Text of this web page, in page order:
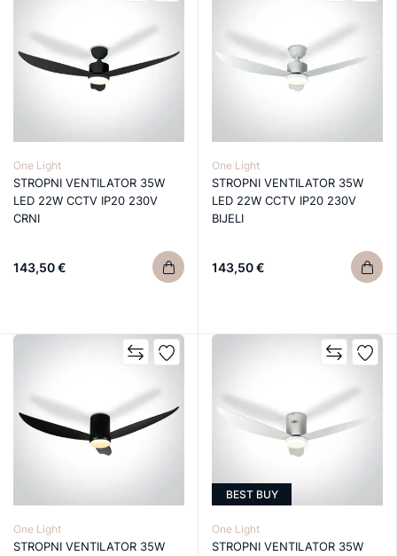
One Light
STROPNI VENTILATOR 35W
LED 22W CCTV IP20 230V
CRNI
143,50 €
One Light
STROPNI VENTILATOR 35W
LED 22W CCTV IP20 230V
BIJELI
143,50 €
One Light
STROPNI VENTILATOR 35W
BEST BUY
One Light
STROPNI VENTILATOR 35W